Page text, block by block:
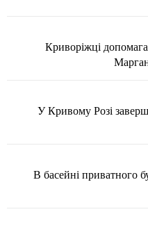
Криворіжці
У Кривому Розі
В басейні приватного